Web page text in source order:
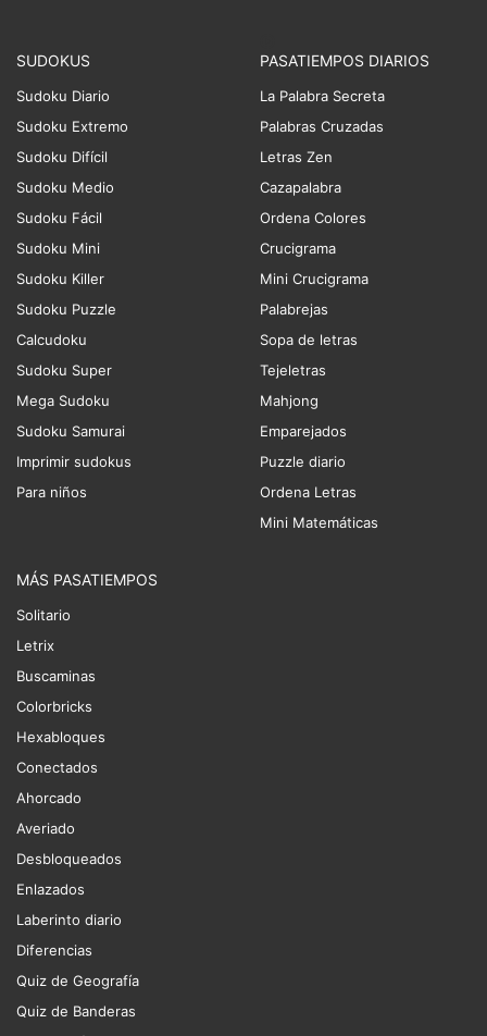
SUDOKUS
Sudoku Diario
Sudoku Extremo
Sudoku Difícil
Sudoku Medio
Sudoku Fácil
Sudoku Mini
Sudoku Killer
Sudoku Puzzle
Calcudoku
Sudoku Super
Mega Sudoku
Sudoku Samurai
Imprimir sudokus
Para niños
PASATIEMPOS DIARIOS
La Palabra Secreta
Palabras Cruzadas
Letras Zen
Cazapalabra
Ordena Colores
Crucigrama
Mini Crucigrama
Palabrejas
Sopa de letras
Tejeletras
Mahjong
Emparejados
Puzzle diario
Ordena Letras
Mini Matemáticas
MÁS PASATIEMPOS
Solitario
Letrix
Buscaminas
Colorbricks
Hexabloques
Conectados
Ahorcado
Averiado
Desbloqueados
Enlazados
Laberinto diario
Diferencias
Quiz de Geografía
Quiz de Banderas